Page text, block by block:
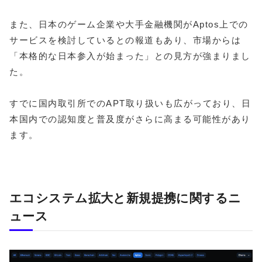
また、日本のゲーム企業や大手金融機関がAptos上での
サービスを検討しているとの報道もあり、市場からは
「本格的な日本参入が始まった」との見方が強まりまし
た。
すでに国内取引所でのAPT取り扱いも広がっており、日
本国内での認知度と普及度がさらに高まる可能性があり
ます。
エコシステム拡大と新規提携に関するニ
ュース